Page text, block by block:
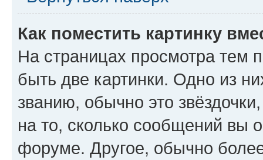
Как поместить картинку
На страницах просмотра тем
быть две картинки. Одно из
званию, обычно это
на то, сколько сообщений вы
форуме. Другое, обычно